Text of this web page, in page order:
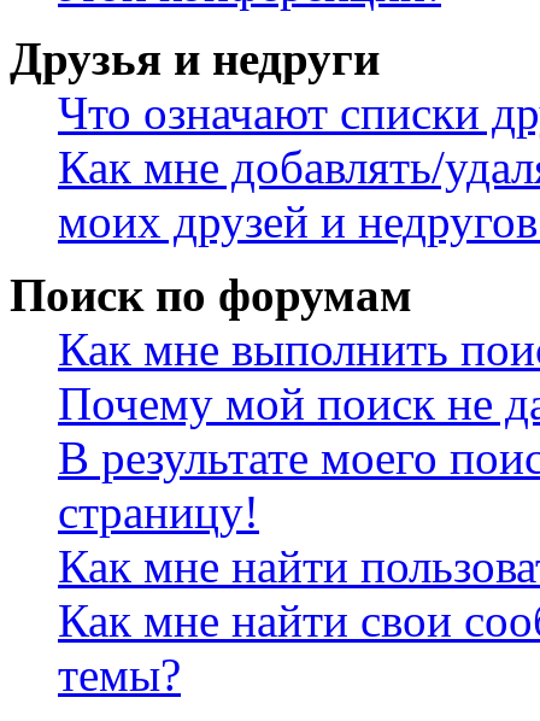
Друзья и недруги
Что означают списки
Как мне добавлять/
моих друзей и
Поиск по форумам
Как мне выполнить
Почему мой поиск не
В результате моего
страницу!
Как мне найти
Как мне найти свои
темы?